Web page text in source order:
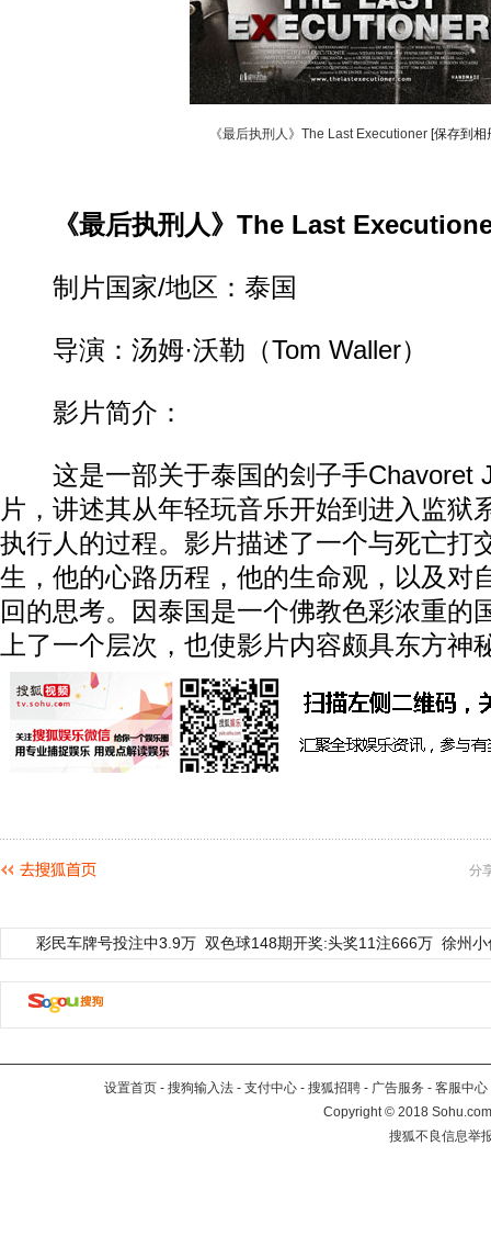
《最后执刑人》The Last Executioner [保存到相
《最后执刑人》The Last
制片国家/地区：泰国
导演：汤姆·沃勒（Tom Waller）
影片简介：
这是一部关于泰国的刽子手Chavoret
片，讲述其从年轻玩音乐开始到进入监狱
执行人的过程。影片描述了一个与死亡打
生，他的心路历程，他的生命观，以及对
回的思考。因泰国是一个佛教色彩浓重的
上了一个层次，也使影片内容颇具东方神
分
彩民车牌号投注中3.9万 双色球148期开奖:头奖11注666万 徐州
设置首页 - 搜狗输入法 - 支付中心 - 搜狐招聘 - 广告服务 - 客服中心
Copyright©2018
搜狐不良信息举